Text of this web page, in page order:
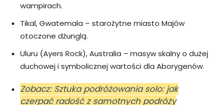
wampirach.
Tikal, Gwatemala – starożytne miasto Majów
otoczone dżunglą.
Uluru (Ayers Rock), Australia – masyw skalny o dużej
duchowej i symbolicznej wartości dla Aborygenów.
Zobacz: Sztuka podróżowania solo: jak
czerpać radość z samotnych podróży